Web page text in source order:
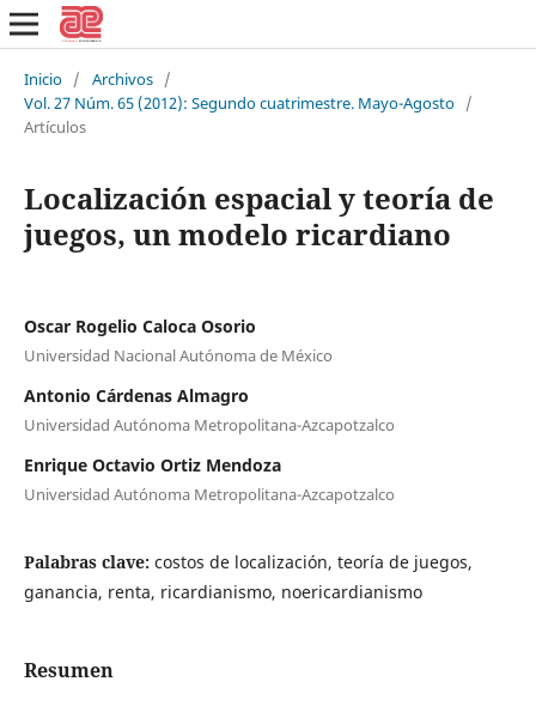
Inicio / Archivos /
Vol. 27 Núm. 65 (2012): Segundo cuatrimestre. Mayo-Agosto /
Artículos
Localización espacial y teoría de
juegos, un modelo ricardiano
Oscar Rogelio Caloca Osorio
Universidad Nacional Autónoma de México
Antonio Cárdenas Almagro
Universidad Autónoma Metropolitana-Azcapotzalco
Enrique Octavio Ortiz Mendoza
Universidad Autónoma Metropolitana-Azcapotzalco
Palabras clave: costos de localización, teoría de juegos,
ganancia, renta, ricardianismo, noericardianismo
Resumen